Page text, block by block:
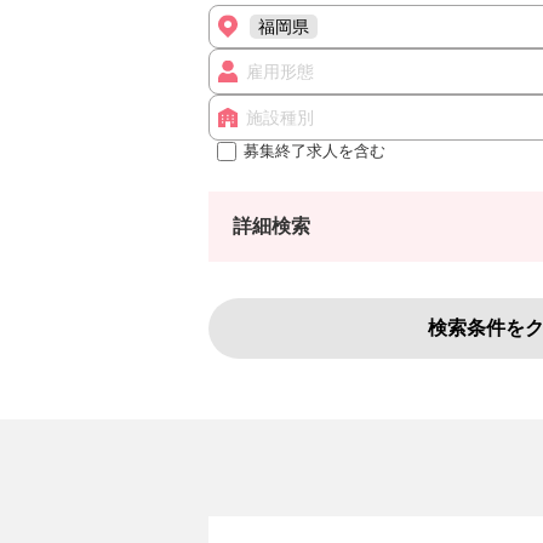
福岡県
雇用形態
施設種別
募集終了求人を含む
詳細検索
検索条件を